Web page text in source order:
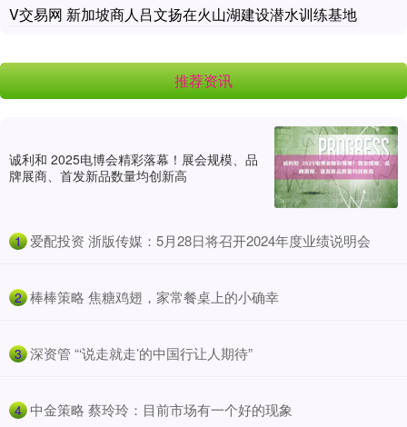
V交易网 新加坡商人吕文扬在火山湖建设潜水训练基地
推荐资讯
诚利和 2025电博会精彩落幕！展会规模、品
牌展商、首发新品数量均创新高
1 ​爱配投资 浙版传媒：5月28日将召开2024年度业绩说明会
2 ​棒棒策略 焦糖鸡翅，家常餐桌上的小确幸
3 ​深资管 “‘说走就走’的中国行让人期待”
4 ​中金策略 蔡玲玲：目前市场有一个好的现象